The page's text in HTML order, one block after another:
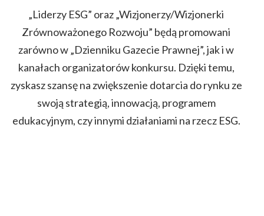
„Liderzy ESG” oraz „Wizjonerzy/Wizjonerki
Zrównoważonego Rozwoju” będą promowani
zarówno w „Dzienniku Gazecie Prawnej”, jak i w
kanałach organizatorów konkursu. Dzięki temu,
zyskasz szansę na zwiększenie dotarcia do rynku ze
swoją strategią, innowacją, programem
edukacyjnym, czy innymi działaniami na rzecz ESG.